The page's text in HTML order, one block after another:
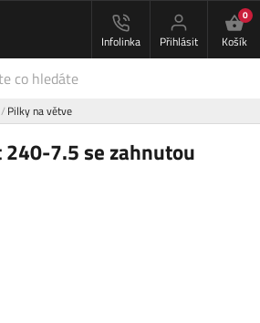
Infolinka Přihlásit
0
Košík
Pilky na větve
7.5 se zahnutou